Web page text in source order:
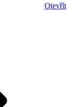
Otevřít